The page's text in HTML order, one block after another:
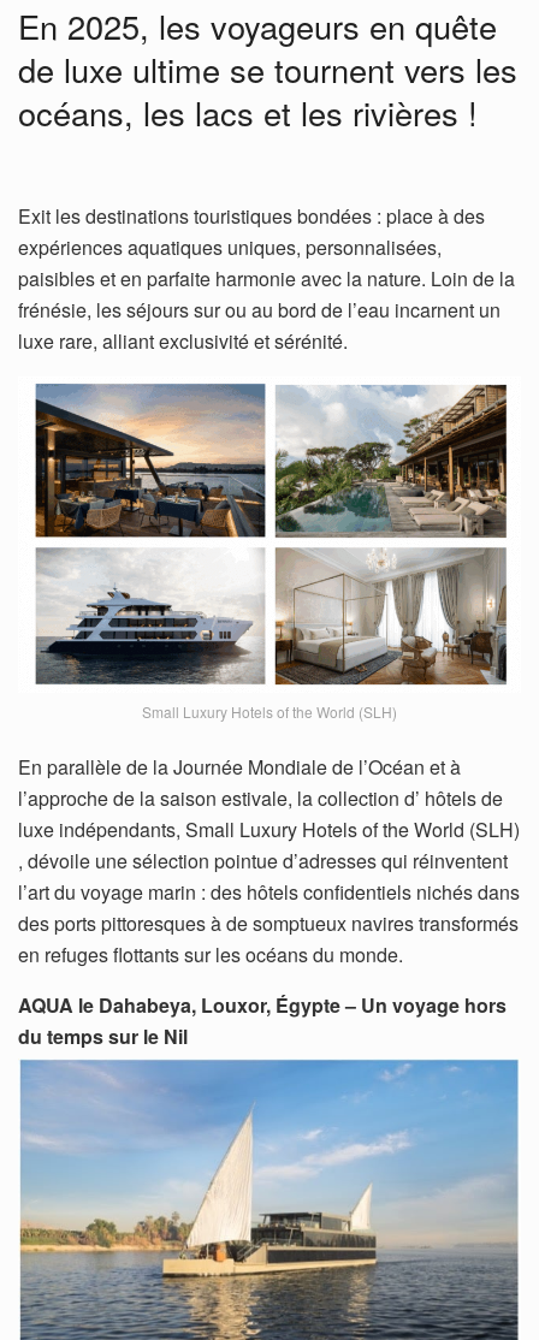
En 2025, les voyageurs en quête
de luxe ultime se tournent vers les
océans, les lacs et les rivières !
Exit les destinations touristiques bondées : place à des
expériences aquatiques uniques, personnalisées,
paisibles et en parfaite harmonie avec la nature. Loin de la
frénésie, les séjours sur ou au bord de l’eau incarnent un
luxe rare, alliant exclusivité et sérénité.
Small Luxury Hotels of the World (SLH)
En parallèle de la Journée Mondiale de l’Océan et à
l’approche de la saison estivale, la collection d’ hôtels de
luxe indépendants, Small Luxury Hotels of the World (SLH)
, dévoile une sélection pointue d’adresses qui réinventent
l’art du voyage marin : des hôtels confidentiels nichés dans
des ports pittoresques à de somptueux navires transformés
en refuges flottants sur les océans du monde.
AQUA le Dahabeya, Louxor, Égypte – Un voyage hors
du temps sur le Nil